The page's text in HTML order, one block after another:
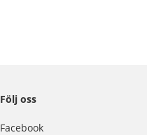
Följ oss
Facebook